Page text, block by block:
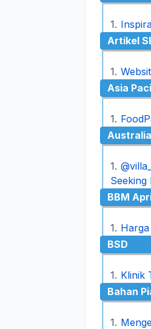
Artikel
Asia
Seeking
BBM
BSD
Klinik
Bahan